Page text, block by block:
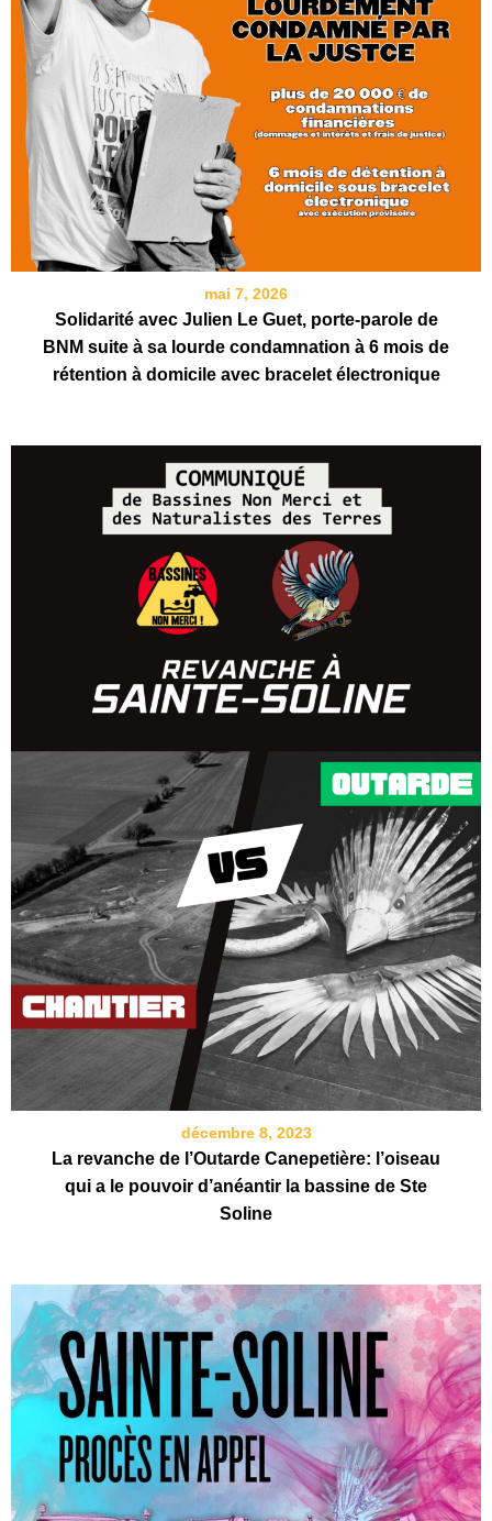
mai 7, 2026
Solidarité avec Julien Le Guet, porte-parole de
BNM suite à sa lourde condamnation à 6 mois de
rétention à domicile avec bracelet électronique
décembre 8, 2023
La revanche de l’Outarde Canepetière: l’oiseau
qui a le pouvoir d’anéantir la bassine de Ste
Soline